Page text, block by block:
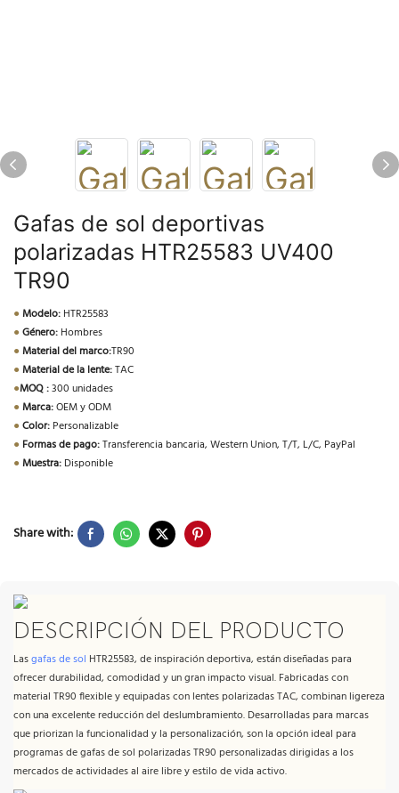
Gafas de sol deportivas
polarizadas HTR25583 UV400
TR90
●Modelo: HTR25583
●Género: Hombres
●Material del marco:TR90
●Material de la lente:TAC
●MOQ :300 unidades
●Marca:OEM y ODM
●Color: Personalizable
● Formas de pago:Transferencia bancaria, Western Union, T/T, L/C, PayPal
●Muestra: Disponible
Share with:
DESCRIPCIÓN DEL PRODUCTO
Lasgafas de sol HTR25583, de inspiración deportiva, están diseñadas para
ofrecer durabilidad, comodidad y un gran impacto visual. Fabricadas con
material TR90 flexible y equipadas con lentes polarizadas TAC, combinan ligereza
con una excelente reducción del deslumbramiento. Desarrolladas para marcas
que priorizan la funcionalidad y la personalización, son la opción ideal para
programas de gafas de sol polarizadas TR90 personalizadas dirigidas a los
mercados de actividades al aire libre y estilo de vida activo.